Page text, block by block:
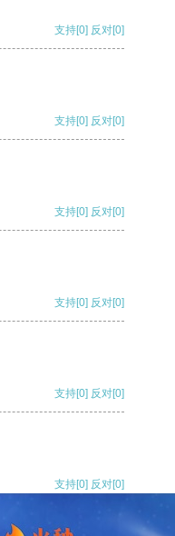
支持[0] 反对[0]
支持[0] 反对[0]
支持[0] 反对[0]
支持[0] 反对[0]
支持[0] 反对[0]
支持[0] 反对[0]